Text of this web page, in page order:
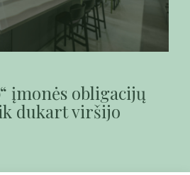
įmonės obligacijų
dukart viršijo